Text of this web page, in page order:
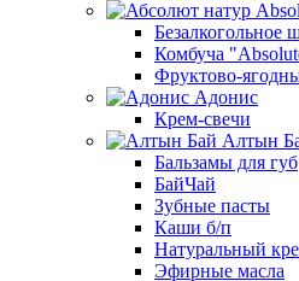
Безалкогольное
Комбуча
Фруктово-
Адонис
Крем-свечи
Алтын
Бальзамы для губ
БайЧай
Зубные пасты
Каши б/п
Натуральный
Эфирные масла